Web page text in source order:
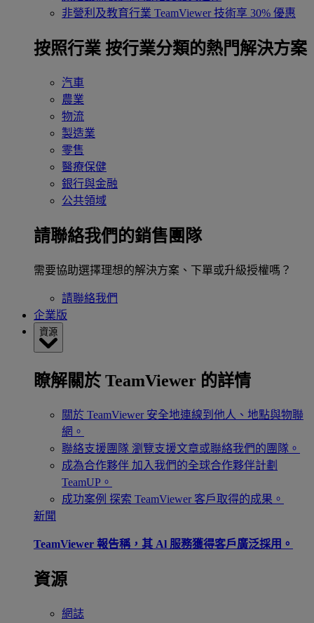
非營利及教育行業 TeamViewer 技術享 30% 優惠
按照行業 按行業分類的熱門解決方案
汽車
農業
物流
製造業
零售
醫療保健
銀行與金融
公共領域
請聯絡我們的銷售團隊
需要協助選擇理想的解決方案、下單或升級授權嗎？
請聯絡我們
企業版
資源
瞭解關於 TeamViewer 的詳情
關於 TeamViewer 安全地連線到他人、地點與物聯
網。
聯絡支援團隊 瀏覽支援文章或聯絡我們的團隊。
成為合作夥伴 加入我們的全球合作夥伴計劃
TeamUP。
成功案例 探索 TeamViewer 客戶取得的成果。
新聞
TeamViewer 報告稱，其 Al 服務獲得客戶廣泛採用。
資源
網誌